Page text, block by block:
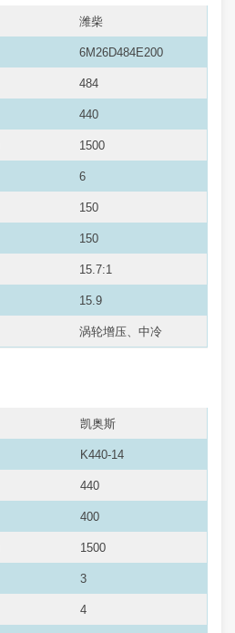
潍柴
6M26D484E200
484
440
1500
6
150
150
15.7:1
15.9
涡轮增压、中冷
凯奥斯
K440-14
440
400
1500
3
4